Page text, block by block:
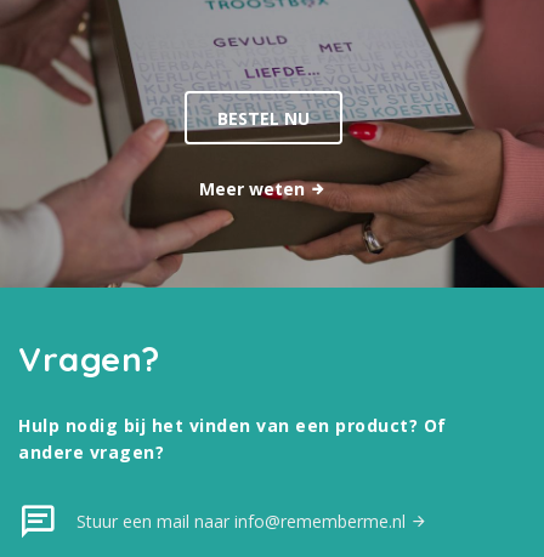
BESTEL NU
Meer weten
Vragen?
Hulp nodig bij het vinden van een product? Of
andere vragen?
Stuur een mail naar info@rememberme.nl